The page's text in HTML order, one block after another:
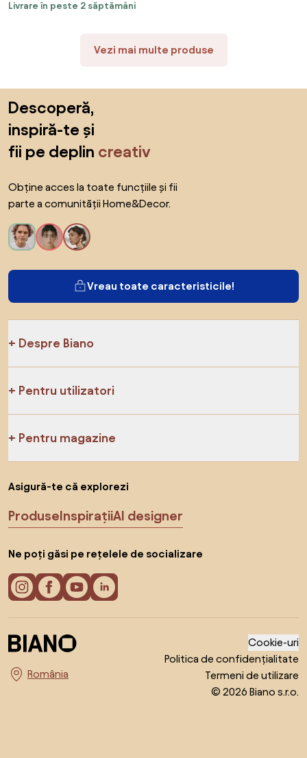
Livrare în peste 2 săptămâni
Vezi mai multe produse
Descoperă,
inspiră-te și
fii pe deplin creativ
Obține acces la toate funcțiile și fii
parte a comunității Home&Decor.
Vreau toate caracteristicile!
Despre Biano
Pentru utilizatori
Pentru magazine
Asigură-te că explorezi
ProduseInspirațiiAI designer
Ne poți găsi pe rețelele de socializare
Alege țara
Cookie-uri
Politica de confidențialitate
Termeni de utilizare
© 2026 Biano s.r.o.